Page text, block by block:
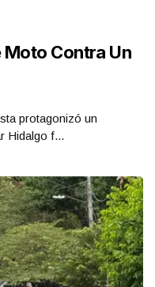
Moto Contra Un
protagonizó un
Hidalgo f...